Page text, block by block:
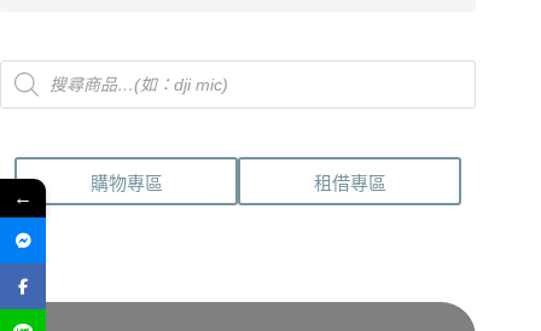
Products
search
購物專區 租借專區
←